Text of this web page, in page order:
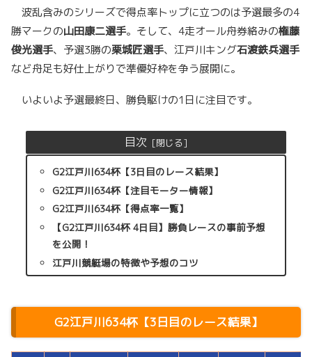
波乱含みのシリーズで得点率トップに立つのは予選最多の4
勝マークの山田康二選手。そして、4走オール舟券絡みの権藤
俊光選手、予選3勝の栗城匠選手、江戸川キング石渡鉄兵選手
など舟足も好仕上がりで準優好枠を争う展開に。
いよいよ予選最終日、勝負駆けの1日に注目です。
目次
G2江戸川634杯【3日目のレース結果】
G2江戸川634杯【注目モーター情報】
G2江戸川634杯【得点率一覧】
【G2江戸川634杯 4日目】勝負レースの事前予想
を公開！
江戸川競艇場の特徴や予想のコツ
G2江戸川634杯【3日目のレース結果】